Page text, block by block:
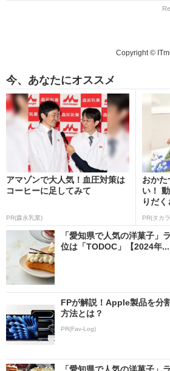
Copyright ©
今、あなたにオススメ
アマゾンで大人気！血圧対策は
コーヒーに足してみて
PR(森永乳業)
おかた
い！
りだ
PR(タカ
「愛知県で人気の洋菓子
位は「TODOC」【2024年...
FPが解説！Apple製品を分
方法とは？
PR(Fav-Log)